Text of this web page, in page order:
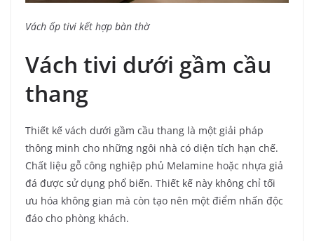
Vách ốp tivi kết hợp bàn thờ
Vách tivi dưới gầm cầu
thang
Thiết kế vách dưới gầm cầu thang là một giải pháp
thông minh cho những ngôi nhà có diện tích hạn chế.
Chất liệu gỗ công nghiệp phủ Melamine hoặc nhựa giả
đá được sử dụng phổ biến. Thiết kế này không chỉ tối
ưu hóa không gian mà còn tạo nên một điểm nhấn độc
đáo cho phòng khách.